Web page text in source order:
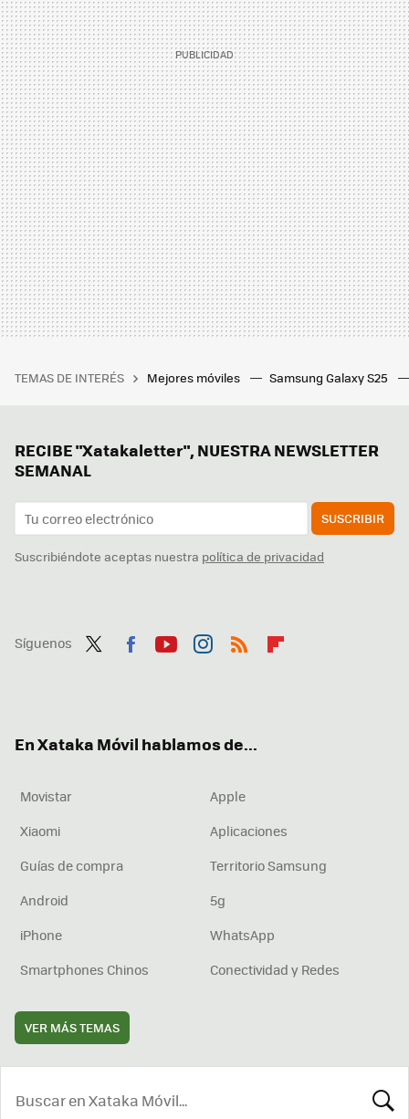
TEMAS DE INTERÉS Mejores móviles Samsung Galaxy S25
RECIBE "Xatakaletter", NUESTRA NEWSLETTER
SEMANAL
SUSCRIBIR
Suscribiéndote aceptas nuestra política de privacidad
Síguenos
En Xataka Móvil hablamos de...
Movistar
Apple
Xiaomi
Aplicaciones
Guías de compra
Territorio Samsung
Android
5g
iPhone
WhatsApp
Smartphones Chinos
Conectividad y Redes
VER MÁS TEMAS